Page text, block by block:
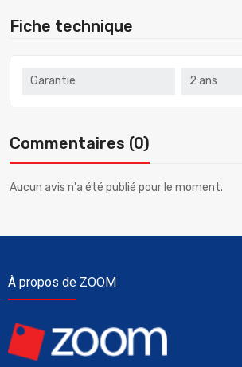
Fiche technique
Garantie 2 ans
Commentaires (0)
Aucun avis n'a été publié pour le moment.
À propos de ZOOM